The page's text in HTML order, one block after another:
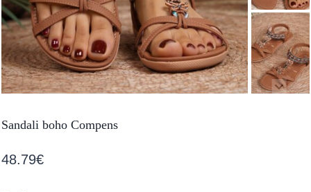
Sandali boho Compens
48.79€